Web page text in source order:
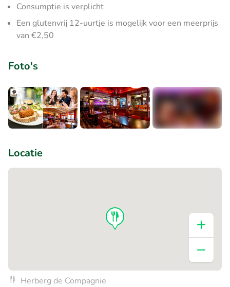
Consumptie is verplicht
Een glutenvrij 12-uurtje is mogelijk voor een meerprijs
van €2,50
Foto's
Locatie
Herberg de Compagnie